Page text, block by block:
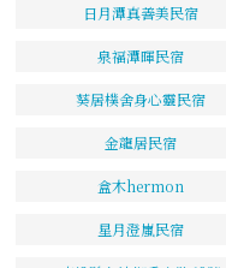
日月潭真善美民宿
泉福潭暉民宿
葵居樸舍身心靈民宿
金龍居民宿
盒木hermon
星月澄嵐民宿